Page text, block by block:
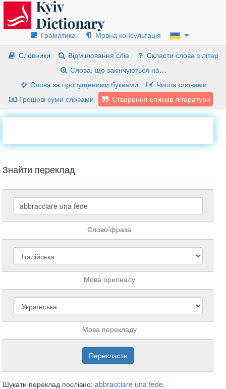
Граматика
Мовна консультація
Словники
Відмінювання слів
Скласти слова з літер
Слова, що закінчуються на…
Слова за пропущеними буквами
Числа словами
Грошові суми словами
Створення списків літератури
Знайти переклад
Слово/фраза
Мова оригіналу
Мова перекладу
Шукати переклад послівно: abbracciare una fede.